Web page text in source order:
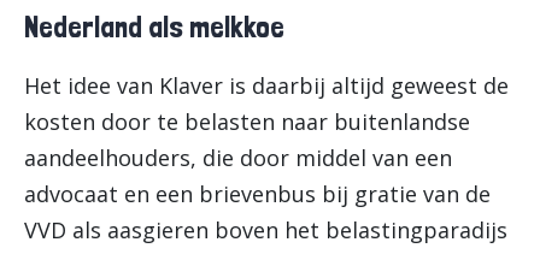
Nederland als melkkoe
Het idee van Klaver is daarbij altijd geweest de
kosten door te belasten naar buitenlandse
aandeelhouders, die door middel van een
advocaat en een brievenbus bij gratie van de
VVD als aasgieren boven het belastingparadijs